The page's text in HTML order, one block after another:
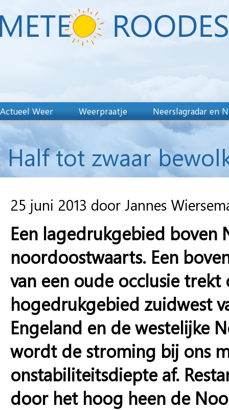
Actueel Weer Weerpraatje Neerslagradar en
Half tot zwaar
25 juni 2013 door Jannes
Een lagedrukgebied boven
noordoostwaarts. Een
van een oude occlusie
hogedrukgebied zuidwest
Engeland en de westelijke
wordt de stroming bij ons
onstabiliteitsdiepte af.
door het hoog heen de